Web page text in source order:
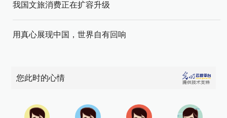
我国文旅消费正在扩容升级
用真心展现中国，世界自有回响
您此时的心情